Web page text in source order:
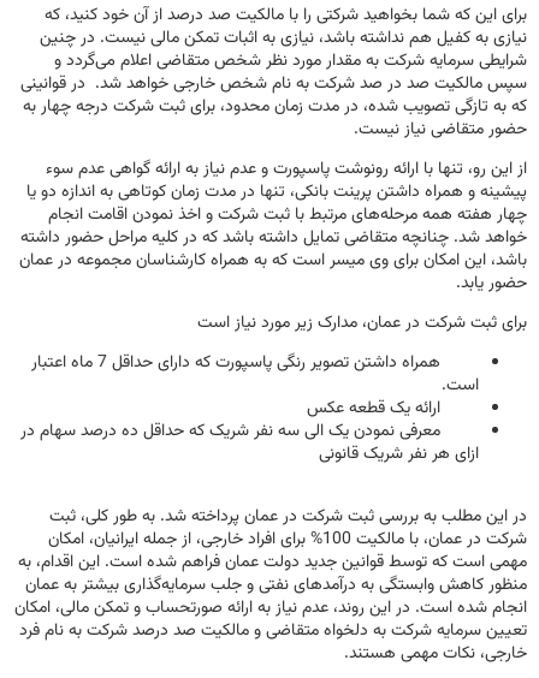
برای این که شما بخواهید شرکتی را با مالکیت صد درصد از آن خود کنید، که
نیازی به کفیل هم نداشته باشد، نیازی به اثبات تمکن مالی نیست‌. در چنین
شرایطی سرمایه شرکت به مقدار مورد نظر شخص متقاضی اعلام می‌گردد و
سپس مالکیت صد در صد شرکت به نام شخص خارجی خواهد شد. در قوانینی
که به تازگی تصویب شده، در مدت زمان محدود، برای ثبت شرکت درجه چهار به
حضور متقاضی نیاز نیست.
از این رو، تنها با ارائه‌ رونوشت پاسپورت و عدم نیاز به ارائه گواهی عدم سوء
پیشینه و همراه داشتن پرینت بانکی، تنها در مدت زمان کوتاهی به اندازه دو یا
چهار هفته همه مرحله‌های مرتبط با ثبت شرکت و اخذ نمودن اقامت انجام
خواهد شد‌. چنانچه متقاضی تمایل داشته باشد که در کلیه مراحل حضور داشته
باشد، این امکان برای وی میسر است که به همراه کارشناسان مجموعه در عمان
حضور یابد.
برای ثبت شرکت در عمان، مدارک زیر مورد نیاز است
همراه داشتن تصویر رنگی پاسپورت که دارای حداقل 7 ماه اعتبار
است.
ارائه یک قطعه عکس
معرفی نمودن یک الی سه نفر شریک که حداقل ده درصد سهام در
ازای هر نفر شریک قانونی
در این مطلب به بررسی ثبت شرکت در عمان پرداخته شد. به طور کلی، ثبت
شرکت در عمان، با مالکیت 100% برای افراد خارجی، از جمله ایرانیان، امکان
مهمی است که توسط قوانین جدید دولت عمان فراهم شده است. این اقدام، به
منظور کاهش وابستگی به درآمدهای نفتی و جلب سرمایه‌گذاری بیشتر به عمان
انجام شده است. در این روند، عدم نیاز به ارائه صورتحساب و تمکن مالی، امکان
تعیین سرمایه شرکت به دلخواه متقاضی و مالکیت صد درصد شرکت به نام فرد
خارجی، نکات مهمی هستند.